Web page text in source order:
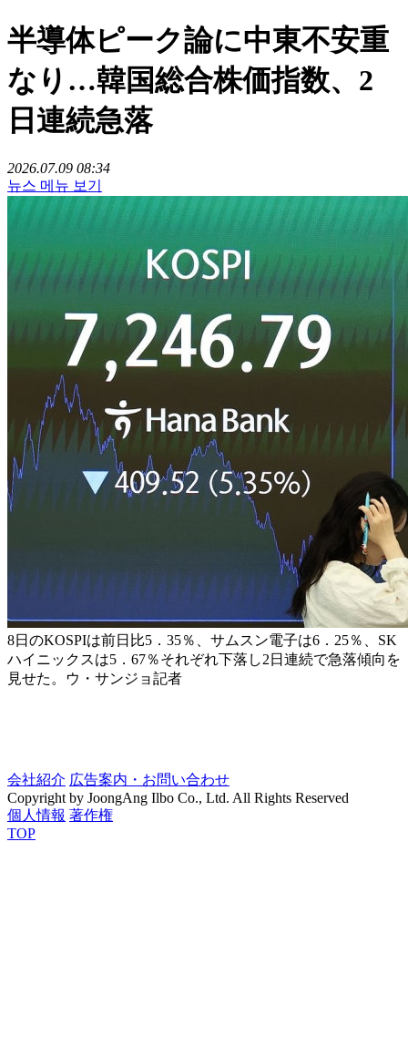
半導体ピーク論に中東不安重
なり…韓国総合株価指数、2
日連続急落
2026.07.09 08:34
뉴스 메뉴 보기
8日のKOSPIは前日比5．35％、サムスン電子は6．25％、SK
ハイニックスは5．67％それぞれ下落し2日連続で急落傾向を
見せた。ウ・サンジョ記者
会社紹介 広告案内・お問い合わせ
Copyright by JoongAng Ilbo Co., Ltd. All Rights Reserved
個人情報 著作権
TOP